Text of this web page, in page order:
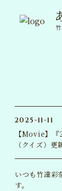
あ
竹
VOICE
2025-11-11
【Movie】『
（クイズ）更
いつも竹達彩
す。